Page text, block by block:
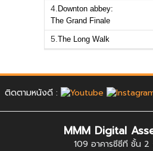
4. Downton abbey:
The Grand Finale
5. The Long Walk
ติดตามหนังดี :
MMM Digital
109 อาคารซีซีที ชั้น